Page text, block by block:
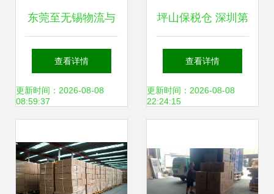
东莞至无锡物流与
普通货物仓储服务
一体化解决方案
查看详情
更新时间：2026-08-08
08:59:37
坪山保税仓 深圳第
三方仓储物流的卓
越选择与普通货物
查看详情
更新时间：2026-08-08
22:24:15